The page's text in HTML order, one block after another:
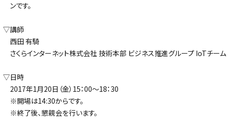
ンです。
▽講師
西田 有騎
さくらインターネット株式会社 技術本部 ビジネス推進グループ IoTチーム
▽日時
2017年1月20日（金）15：00～18：30
※開場は14:30からです。
※終了後、懇親会を行います。